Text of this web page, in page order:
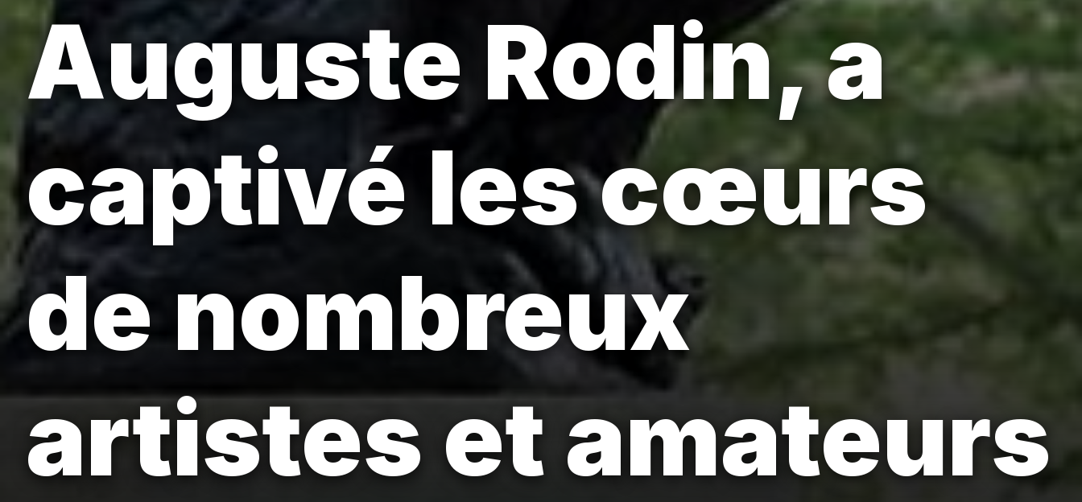
Auguste Rodin, a
captivé les cœurs
de nombreux
artistes et amateurs